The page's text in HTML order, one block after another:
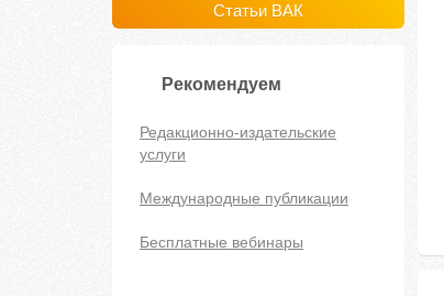
Статьи ВАК
Рекомендуем
Редакционно-издательские
услуги
Международные публикации
Бесплатные вебинары